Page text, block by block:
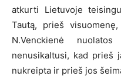
atkurti Lietuvoje
Tautą, prieš
N.Venckienė
nenusikaltusi, kad prieš
nukreipta ir prieš jos